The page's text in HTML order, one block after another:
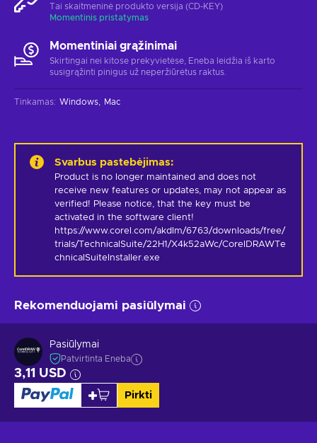
Tai skaitmeninė produkto versija (CD-KEY)
Momentinis pristatymas
Momentiniai grąžinimai
Skirtingai nei kitose prekyvietėse, Eneba leidžia iš karto
susigrąžinti pinigus už neperžiūrėtus raktus.
Tinkamas: Windows Mac
Svarbus pastebėjimas:
Product is no longer maintained and does not
receive new features or updates, may not appear as
verified! Please notice, that the key must be
activated in the software client!
https://www.corel.com/akdlm/6763/downloads/free/
trials/TechnicalSuite/22H1/X4k52aWc/CorelDRAWTe
chnicalSuiteInstaller.exe
Rekomenduojami pasiūlymai
Pasiūlymai
Patvirtinta Eneba
3,11 USD
Pirkti